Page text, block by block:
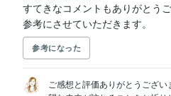
すてきなコメントもありがとうご
参考にさせていただきます。
参考になった
ご感想と評価ありがとうござい